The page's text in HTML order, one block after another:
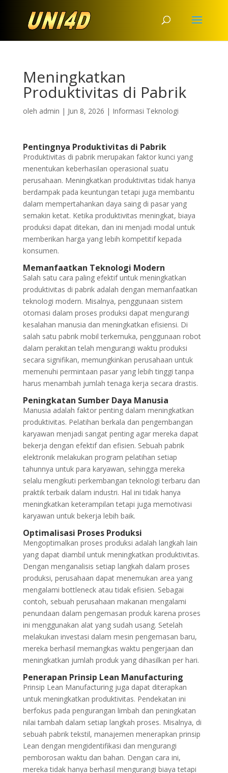
Meningkatkan
Produktivitas di Pabrik
oleh admin | Jun 8, 2026 | Informasi Teknologi
Pentingnya Produktivitas di Pabrik
Produktivitas di pabrik merupakan faktor kunci yang
menentukan keberhasilan operasional suatu
perusahaan. Meningkatkan produktivitas tidak hanya
berdampak pada keuntungan tetapi juga membantu
dalam mempertahankan daya saing di pasar yang
semakin ketat. Ketika produktivitas meningkat, biaya
produksi dapat ditekan, dan ini menjadi modal untuk
memberikan harga yang lebih kompetitif kepada
konsumen.
Memanfaatkan Teknologi Modern
Salah satu cara paling efektif untuk meningkatkan
produktivitas di pabrik adalah dengan memanfaatkan
teknologi modern. Misalnya, penggunaan sistem
otomasi dalam proses produksi dapat mengurangi
kesalahan manusia dan meningkatkan efisiensi. Di
salah satu pabrik mobil terkemuka, penggunaan robot
dalam perakitan telah mengurangi waktu produksi
secara signifikan, memungkinkan perusahaan untuk
memenuhi permintaan pasar yang lebih tinggi tanpa
harus menambah jumlah tenaga kerja secara drastis.
Peningkatan Sumber Daya Manusia
Manusia adalah faktor penting dalam meningkatkan
produktivitas. Pelatihan berkala dan pengembangan
karyawan menjadi sangat penting agar mereka dapat
bekerja dengan efektif dan efisien. Sebuah pabrik
elektronik melakukan program pelatihan setiap
tahunnya untuk para karyawan, sehingga mereka
selalu mengikuti perkembangan teknologi terbaru dan
praktik terbaik dalam industri. Hal ini tidak hanya
meningkatkan keterampilan tetapi juga memotivasi
karyawan untuk bekerja lebih baik.
Optimalisasi Proses Produksi
Mengoptimalkan proses produksi adalah langkah lain
yang dapat diambil untuk meningkatkan produktivitas.
Dengan menganalisis setiap langkah dalam proses
produksi, perusahaan dapat menemukan area yang
mengalami bottleneck atau tidak efisien. Sebagai
contoh, sebuah perusahaan makanan mengalami
penundaan dalam pengemasan produk karena proses
ini menggunakan alat yang sudah usang. Setelah
melakukan investasi dalam mesin pengemasan baru,
mereka berhasil memangkas waktu pengerjaan dan
meningkatkan jumlah produk yang dihasilkan per hari.
Penerapan Prinsip Lean Manufacturing
Prinsip Lean Manufacturing juga dapat diterapkan
untuk meningkatkan produktivitas. Pendekatan ini
berfokus pada pengurangan limbah dan peningkatan
nilai tambah dalam setiap langkah proses. Misalnya, di
sebuah pabrik tekstil, manajemen menerapkan prinsip
Lean dengan mengidentifikasi dan mengurangi
pemborosan waktu dan bahan. Dengan cara ini,
mereka tidak hanya berhasil mengurangi biaya tetapi